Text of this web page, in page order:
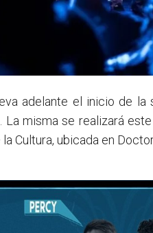
La misma se realizará
Cultura, ubicada en